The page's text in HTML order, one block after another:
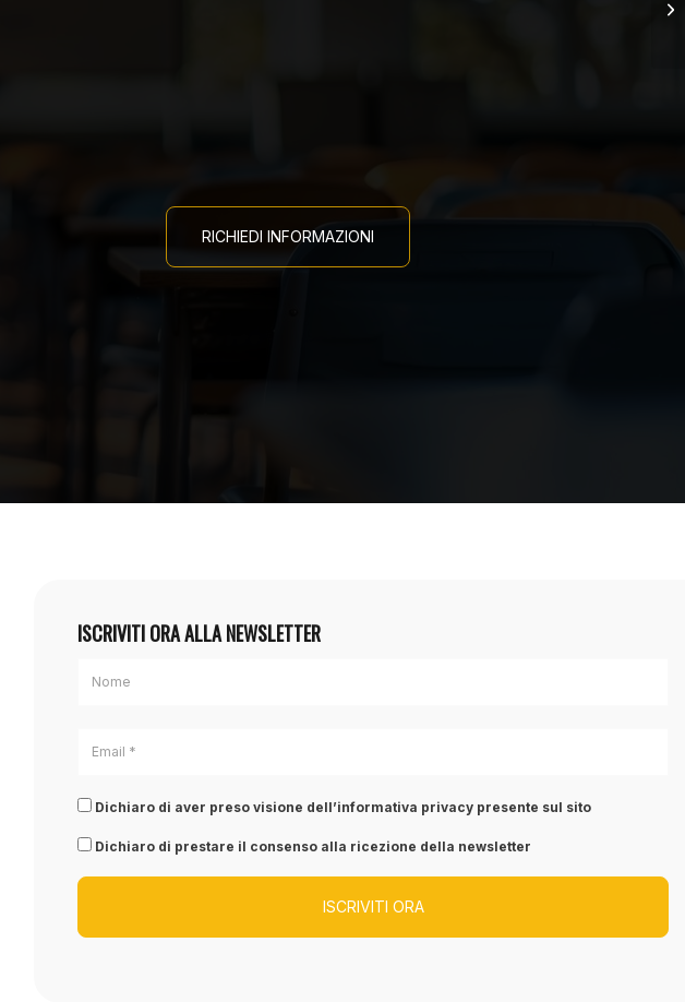
RICHIEDI INFORMAZIONI
ISCRIVITI ORA ALLA NEWSLETTER
Dichiaro di aver preso visione dell’informativa privacy presente sul sito
Dichiaro di prestare il consenso alla ricezione della newsletter